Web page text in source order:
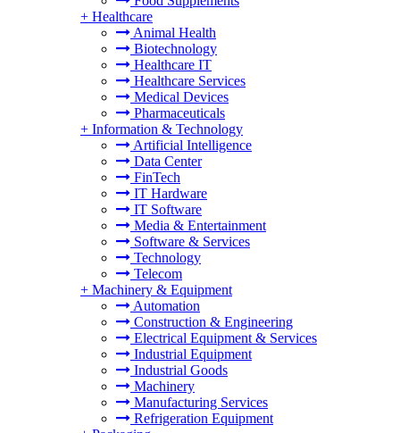
+ Healthcare
Animal Health
Biotechnology
Healthcare IT
Healthcare Services
Medical Devices
Pharmaceuticals
+ Information & Technology
Artificial Intelligence
Data Center
FinTech
IT Hardware
IT Software
Media & Entertainment
Software & Services
Technology
Telecom
+ Machinery & Equipment
Automation
Construction & Engineering
Electrical Equipment & Services
Industrial Equipment
Industrial Goods
Machinery
Manufacturing Services
Refrigeration Equipment